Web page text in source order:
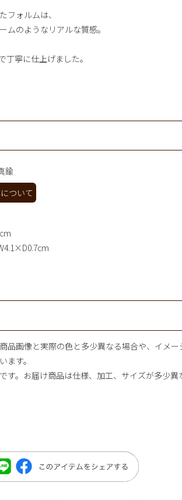
フォルムは、
ムのようなリアルな質感。
丁寧に仕上げました。
鍮
ついて
品画像と実際の色と多少異なる場合や、イメー
ます。
す。お届け商品は仕様、加工、サイズが多少異